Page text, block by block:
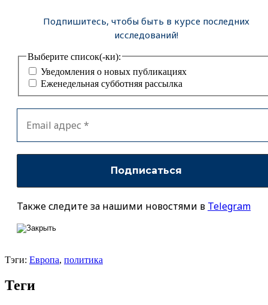
Подпишитесь, чтобы быть в курсе последних
исследований!
Выберите список(-ки):
Уведомления о новых публикациях
Еженедельная субботняя рассылка
Также следите за нашими новостями в Telegram
Тэги: Европа, политика
Теги